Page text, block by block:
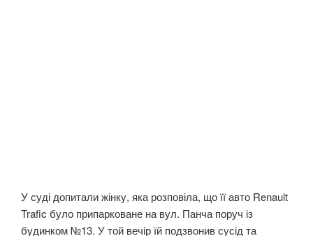
У суді допитали жінку, яка розповіла, що її авто Renault
Trafic було припарковане на вул. Панча поруч із
будинком №13. У той вечір їй подзвонив сусід та